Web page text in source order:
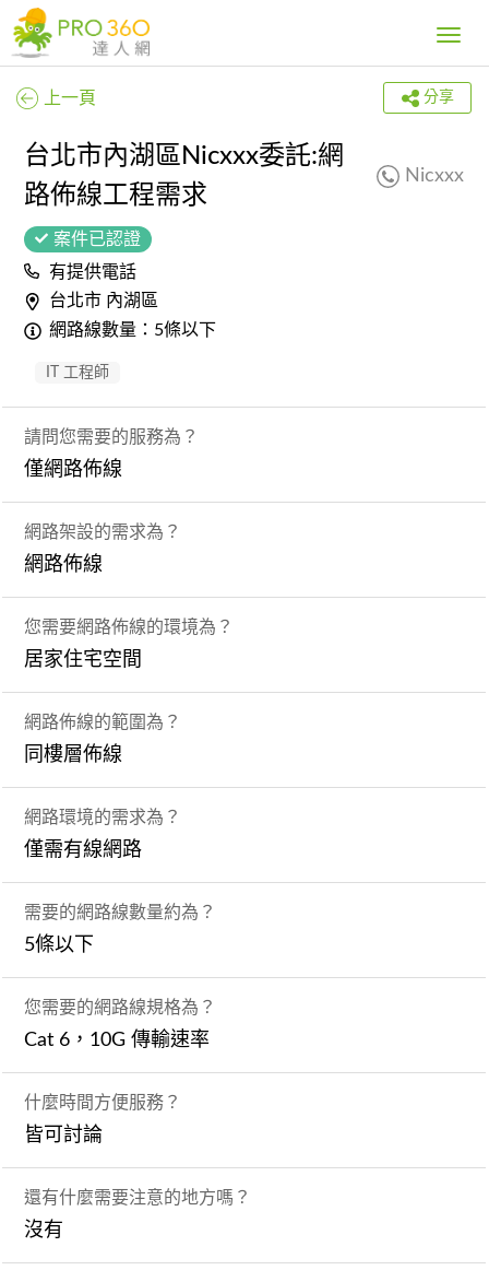
Toggle
上一頁 分享
台北市內湖區Nicxxx委託:網
路佈線工程需求
Nicxxx
案件已認證
有提供電話
台北市 內湖區
網路線數量：5條以下
IT 工程師
請問您需要的服務為？
僅網路佈線
網路架設的需求為？
網路佈線
您需要網路佈線的環境為？
居家住宅空間
網路佈線的範圍為？
同樓層佈線
網路環境的需求為？
僅需有線網路
需要的網路線數量約為？
5條以下
您需要的網路線規格為？
Cat 6，10G 傳輸速率
什麼時間方便服務？
皆可討論
還有什麼需要注意的地方嗎？
沒有